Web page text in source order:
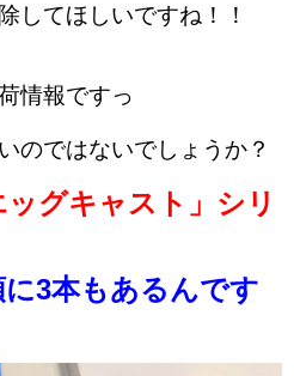
してほしいですね！！
情報ですっ
のではないでしょうか？
グキャスト」シリ
3本もあるんです